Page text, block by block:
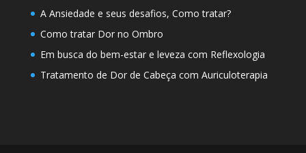
A Ansiedade e seus desafios, Como tratar?
Como tratar Dor no Ombro
Em busca do bem-estar e leveza com Reflexologia
Tratamento de Dor de Cabeça com Auriculoterapia